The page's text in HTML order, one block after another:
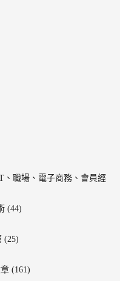
職場、電子商務、會員經
(44)
(25)
(161)